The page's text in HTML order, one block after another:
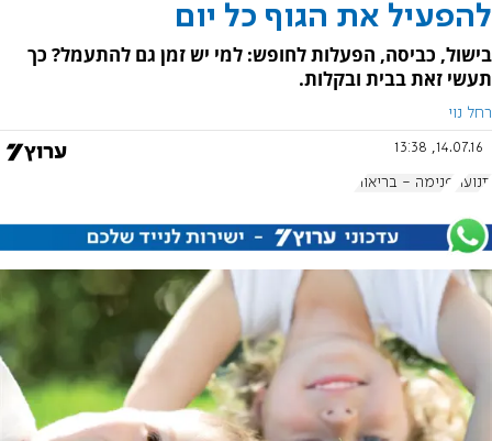
להפעיל את הגוף כל יום
בישול, כביסה, הפעלות לחופש: למי יש זמן גם להתעמל? כך
תעשי זאת בבית ובקלות.
רחל נוי
14.07.16, 13:38
תנועה פנימה - בריאות